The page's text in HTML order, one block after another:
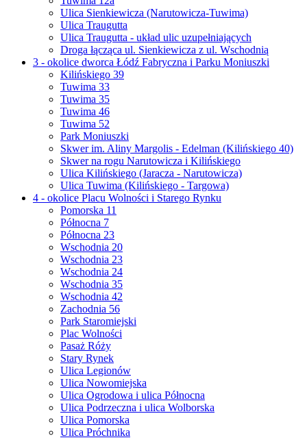
Ulica Sienkiewicza (Narutowicza-Tuwima)
Ulica Traugutta
Ulica Traugutta - układ ulic uzupełniających
Droga łącząca ul. Sienkiewicza z ul. Wschodnią
3 - okolice dworca Łódź Fabryczna i Parku Moniuszki
Kilińskiego 39
Tuwima 33
Tuwima 35
Tuwima 46
Tuwima 52
Park Moniuszki
Skwer im. Aliny Margolis - Edelman (Kilińskiego 40)
Skwer na rogu Narutowicza i Kilińskiego
Ulica Kilińskiego (Jaracza - Narutowicza)
Ulica Tuwima (Kilińskiego - Targowa)
4 - okolice Placu Wolności i Starego Rynku
Pomorska 11
Północna 7
Północna 23
Wschodnia 20
Wschodnia 23
Wschodnia 24
Wschodnia 35
Wschodnia 42
Zachodnia 56
Park Staromiejski
Plac Wolności
Pasaż Róży
Stary Rynek
Ulica Legionów
Ulica Nowomiejska
Ulica Ogrodowa i ulica Północna
Ulica Podrzeczna i ulica Wolborska
Ulica Pomorska
Ulica Próchnika